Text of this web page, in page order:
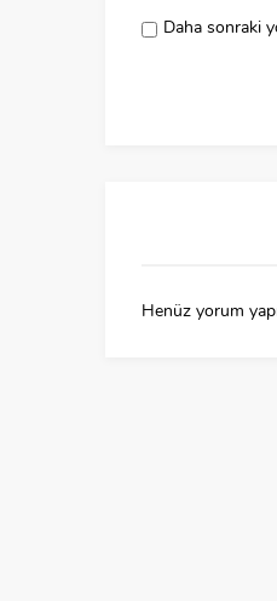
Daha sonraki
Henüz yorum